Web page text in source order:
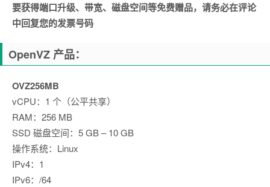
要获得端口升级、带宽、磁盘空间等免费赠品，请务必在评论
中回复您的发票号码
OpenVZ 产品：
OVZ256MB
vCPU：1 个（公平共享）
RAM：256 MB
SSD 磁盘空间：5 GB – 10 GB
操作系统：Linux
IPv4：1
IPv6：/64